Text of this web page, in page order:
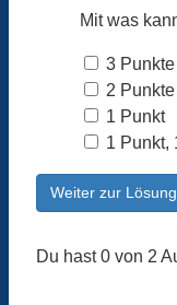
Mit was
3 Punkte
2 Punkte
1 Punkt
1 Punkt,
Weiter zur
Du hast 0 von 2